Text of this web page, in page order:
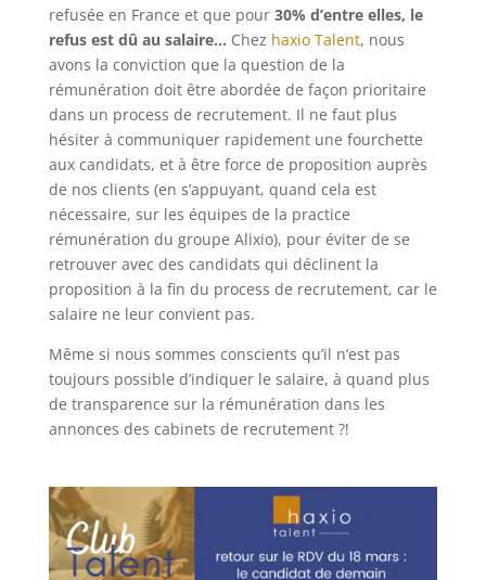
refusée en France et que pour 30% d’entre elles, le
refus est dû au salaire… Chez haxio Talent, nous
avons la conviction que la question de la
rémunération doit être abordée de façon prioritaire
dans un process de recrutement. Il ne faut plus
hésiter à communiquer rapidement une fourchette
aux candidats, et à être force de proposition auprès
de nos clients (en s’appuyant, quand cela est
nécessaire, sur les équipes de la practice
rémunération du groupe Alixio), pour éviter de se
retrouver avec des candidats qui déclinent la
proposition à la fin du process de recrutement, car le
salaire ne leur convient pas.
Même si nous sommes conscients qu’il n’est pas
toujours possible d’indiquer le salaire, à quand plus
de transparence sur la rémunération dans les
annonces des cabinets de recrutement ?!